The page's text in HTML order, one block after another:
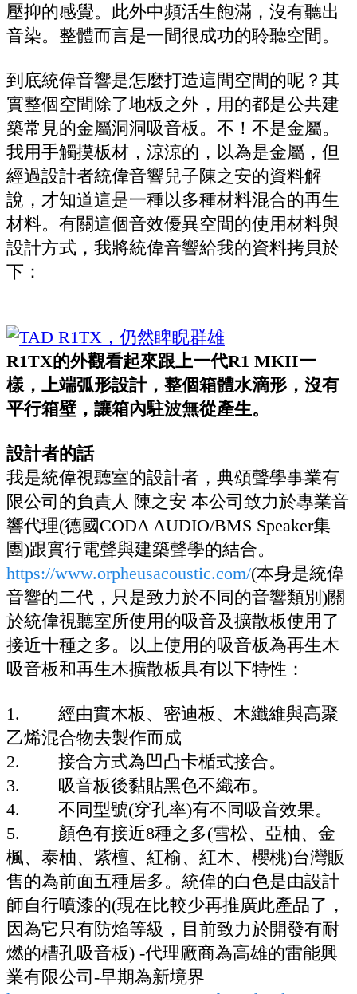
壓抑的感覺。此外中頻活生飽滿，沒有聽出
音染。整體而言是一間很成功的聆聽空間。
到底統偉音響是怎麼打造這間空間的呢？其
實整個空間除了地板之外，用的都是公共建
築常見的金屬洞洞吸音板。不！不是金屬。
我用手觸摸板材，涼涼的，以為是金屬，但
經過設計者統偉音響兒子陳之安的資料解
說，才知道這是一種以多種材料混合的再生
材料。有關這個音效優異空間的使用材料與
設計方式，我將統偉音響給我的資料拷貝於
下：
R1TX的外觀看起來跟上一代R1 MKII一
樣，上端弧形設計，整個箱體水滴形，沒有
平行箱壁，讓箱內駐波無從產生。
設計者的話
我是統偉視聽室的設計者，典頌聲學事業有
限公司的負責人 陳之安 本公司致力於專業音
響代理(德國CODA AUDIO/BMS Speaker集
團)跟實行電聲與建築聲學的結合。
https://www.orpheusacoustic.com/(本身是統偉
音響的二代，只是致力於不同的音響類別)關
於統偉視聽室所使用的吸音及擴散板使用了
接近十種之多。以上使用的吸音板為再生木
吸音板和再生木擴散板具有以下特性：
1. 經由實木板、密迪板、木纖維與高聚
乙烯混合物去製作而成
2. 接合方式為凹凸卡楯式接合。
3. 吸音板後黏貼黑色不織布。
4. 不同型號(穿孔率)有不同吸音效果。
5. 顏色有接近8種之多(雪松、亞柚、金
楓、泰柚、紫檀、紅榆、紅木、櫻桃)台灣販
售的為前面五種居多。統偉的白色是由設計
師自行噴漆的(現在比較少再推廣此產品了，
因為它只有防焰等級，目前致力於開發有耐
燃的槽孔吸音板) -代理廠商為高雄的雷能興
業有限公司-早期為新境界